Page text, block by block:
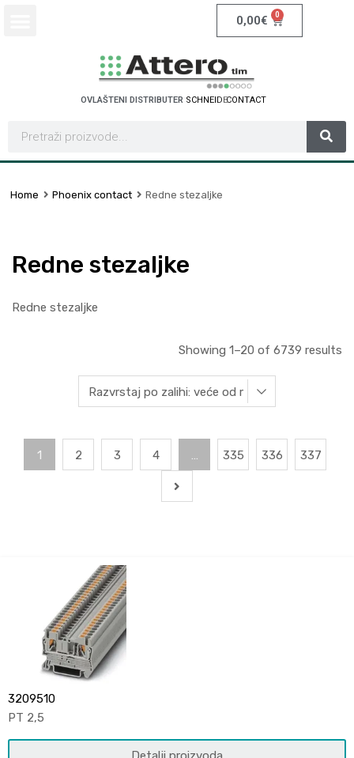
0,00€ 0
OVLAŠTENI DISTRIBUTER SCHNEIDER ELECTRI
Home Phoenix contact Redne stezaljke
Redne stezaljke
Redne stezaljke
Showing 1–20 of 6739 results
1 2 3 4 … 335 336 337
3209510
PT 2,5